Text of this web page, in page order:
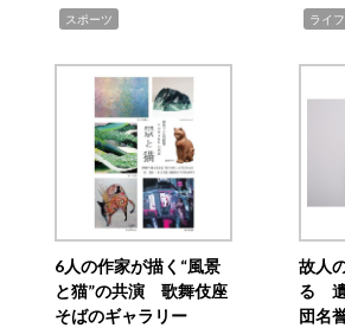
スポーツ ライ
6人の作家が描く“風景
と猫”の共演 歌舞伎座
そばのギャラリー
故人
る
団名